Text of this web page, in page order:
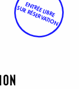
ENTRÉE LIBRE
SUR RÉSERVATION